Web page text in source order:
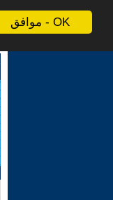
موافق - OK